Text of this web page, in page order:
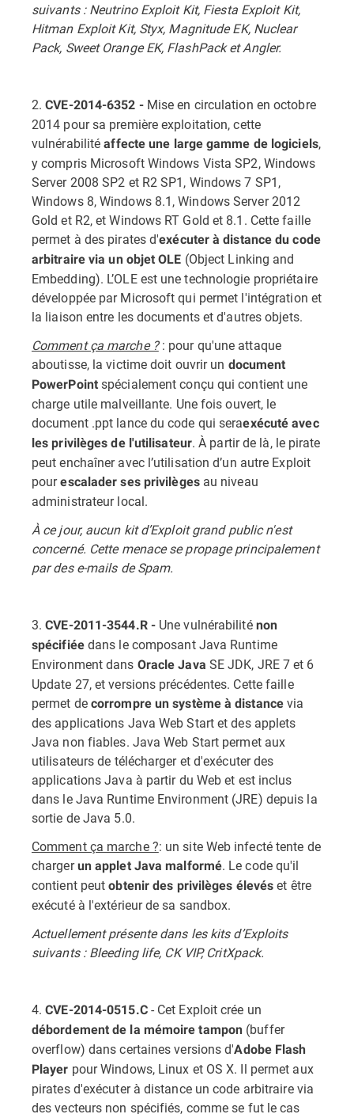
suivants : Neutrino Exploit Kit, Fiesta Exploit Kit,
Hitman Exploit Kit, Styx, Magnitude EK, Nuclear
Pack, Sweet Orange EK, FlashPack et Angler.
2.CVE-2014-6352 - Mise en circulation en octobre
2014 pour sa première exploitation, cette
vulnérabilitéaffecte une large gamme de logiciels,
y compris Microsoft Windows Vista SP2, Windows
Server 2008 SP2 et R2 SP1, Windows 7 SP1,
Windows 8, Windows 8.1, Windows Server 2012
Gold et R2, et Windows RT Gold et 8.1. Cette faille
permet à des pirates d'exécuter à distance du code
arbitraire via un objet OLE (Object Linking and
Embedding). L’OLE est une technologie propriétaire
développée par Microsoft qui permet l'intégration et
la liaison entre les documents et d'autres objets.
Comment ça marche ?: pour qu'une attaque
aboutisse, la victime doit ouvrir un document
PowerPointspécialement conçu qui contient une
charge utile malveillante. Une fois ouvert, le
document .ppt lance du code qui seraexécuté avec
les privilèges de l'utilisateur. À partir de là, le pirate
peut enchaîner avec l’utilisation d’un autre Exploit
pourescalader ses privilèges au niveau
administrateur local.
À ce jour, aucun kit d’Exploit grand public n'est
concerné. Cette menace se propage principalement
par des e-mails de Spam.
3.CVE-2011-3544.R - Une vulnérabilité non
spécifiée dans le composant Java Runtime
Environment dans Oracle Java SE JDK, JRE 7 et 6
Update 27, et versions précédentes. Cette faille
permet de corrompre un système à distancevia
des applications Java Web Start et des applets
Java non fiables. Java Web Start permet aux
utilisateurs de télécharger et d'exécuter des
applications Java à partir du Web et est inclus
dans le Java Runtime Environment (JRE) depuis la
sortie de Java 5.0.
Comment ça marche ?: un site Web infecté tente de
chargerun applet Java malformé. Le code qu'il
contient peutobtenir des privilèges élevés et être
exécuté à l'extérieur de sa sandbox.
Actuellement présente dans les kits d’Exploits
suivants : Bleeding life, CK VIP, CritXpack.
4.CVE-2014-0515.C- Cet Exploit crée un
débordement de la mémoire tampon (buffer
overflow) dans certaines versions d'Adobe Flash
Player pour Windows, Linux et OS X. Il permet aux
pirates d'exécuter à distance un code arbitraire via
des vecteurs non spécifiés, comme se fut le cas